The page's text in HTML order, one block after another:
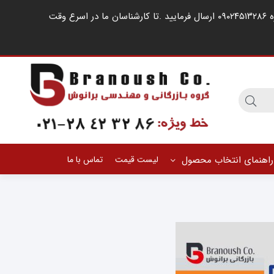
مشتریان گرامی ، در صورت اشغال خطوط کارشناسان فروش ، لطفا درخواست خود را از طریق شبکه های اجتماعی مانند واتساپ به شماره ۰۹۰۲۴۵۱۳۲۸۶ ارسال فرمایید .‌تا کارشناسان ما در اسرع وقت
راهنمای انتخاب محصول لیست قیمت تماس با ما